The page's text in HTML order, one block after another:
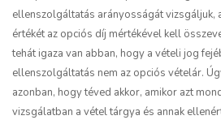
ellenszolgáltatás arányosságát vizsgáljuk,
értékét az opciós díj mértékével kell
tehát igaza van abban, hogy a vételi jog
ellenszolgáltatás nem az opciós vételár.
azonban, hogy téved akkor, amikor azt
vizsgálatban a vétel tárgya és annak